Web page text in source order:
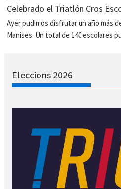
Celebrado el Triatlón Cros
Ayer pudimos disfrutar un año más
Manises. Un total de 140 escolares
Eleccions 2026